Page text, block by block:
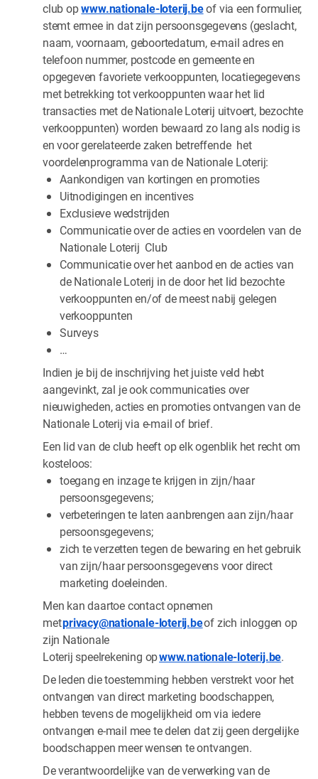
club opwww.nationale-loterij.beof via een formulier,
stemt ermee in dat zijn persoonsgegevens (geslacht,
naam, voornaam, geboortedatum, e-mail adres en
telefoon nummer, postcode en gemeente en
opgegeven favoriete verkooppunten, locatiegegevens
met betrekking tot verkooppunten waar het lid
transacties met de Nationale Loterij uitvoert, bezochte
verkooppunten) worden bewaard zo lang als nodig is
en voor gerelateerde zaken betreffende het
voordelenprogramma van de Nationale Loterij:
Aankondigen van kortingen en promoties
Uitnodigingen en incentives
Exclusieve wedstrijden
Communicatie over de acties en voordelen van de
Nationale Loterij Club
Communicatie over het aanbod en de acties van
de Nationale Loterij in de door het lid bezochte
verkooppunten en/of de meest nabij gelegen
verkooppunten
Surveys
…
Indien je bij de inschrijving het juiste veld hebt
aangevinkt, zal je ook communicaties over
nieuwigheden, acties en promoties ontvangen van de
Nationale Loterij via e-mail of brief.
Een lid van de club heeft op elk ogenblik het recht om
kosteloos:
toegang en inzage te krijgen in zijn/haar
persoonsgegevens;
verbeteringen te laten aanbrengen aan zijn/haar
persoonsgegevens;
zich te verzetten tegen de bewaring en het gebruik
van zijn/haar persoonsgegevens voor direct
marketing doeleinden.
Men kan daartoe contact opnemen
metprivacy@nationale-loterij.beof zich inloggen op
zijn Nationale
Loterij speelrekening opwww.nationale-loterij.be.
De leden die toestemming hebben verstrekt voor het
ontvangen van direct marketing boodschappen,
hebben tevens de mogelijkheid om via iedere
ontvangen e-mail mee te delen dat zij geen dergelijke
boodschappen meer wensen te ontvangen.
De verantwoordelijke van de verwerking van de